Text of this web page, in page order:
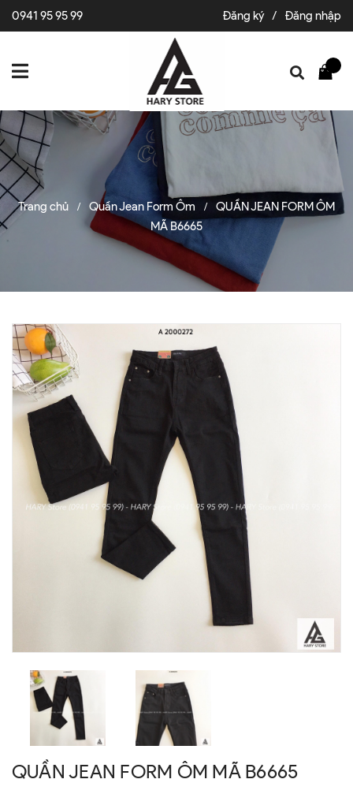
0941 95 95 99 Đăng ký / Đăng nhập
Trang chủ / Quần Jean Form Ôm /
QUẦN JEAN FORM ÔM
MÃ B6665
QUẦN JEAN FORM ÔM MÃ B6665